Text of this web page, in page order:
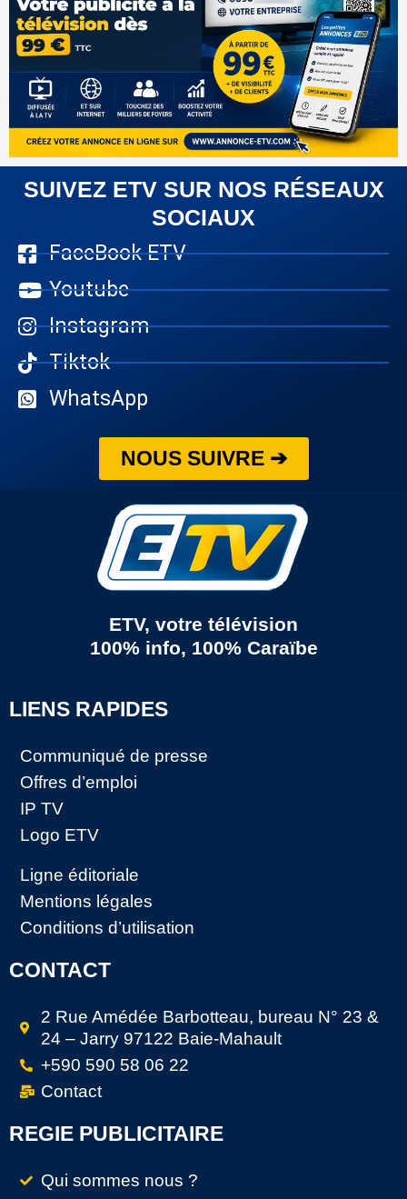
SUIVEZ ETV SUR NOS RÉSEAUX
SOCIAUX
FaceBook ETV
Youtube
Instagram
Tiktok
WhatsApp
NOUS SUIVRE ➔
ETV, votre télévision
100% info, 100% Caraïbe
LIENS RAPIDES
Communiqué de presse
Offres d’emploi
IP TV
Logo ETV
Ligne éditoriale
Mentions légales
Conditions d’utilisation
CONTACT
2 Rue Amédée Barbotteau, bureau N° 23 &
24 – Jarry 97122 Baie-Mahault
+590 590 58 06 22
Contact
REGIE PUBLICITAIRE
Qui sommes nous ?